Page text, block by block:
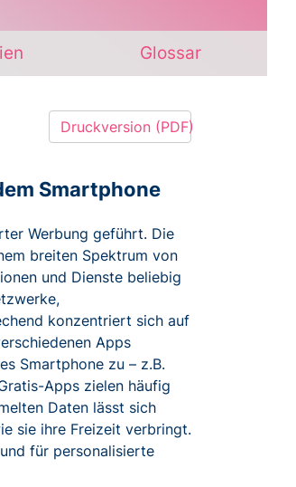
Glossar
Druckversion (PDF)
Smartphone
Werbung geführt. Die
breiten Spektrum von
und Dienste beliebig
konzentriert sich auf
Apps
Smartphone zu – z.B.
Apps zielen häufig
Daten lässt sich
sie ihre Freizeit verbringt.
für personalisierte